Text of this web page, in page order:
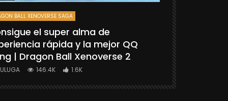
BALL XENOVERSE SAGA
el super alma de
rápida y la mejor QQ
| Dragon Ball Xenoverse 2
146.4K 1.6K
[TUTORIAL]
“GOKU
BALL